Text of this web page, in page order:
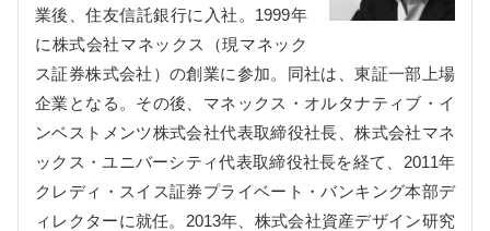
業後、住友信託銀行に入社。1999年
に株式会社マネックス（現マネック
ス証券株式会社）の創業に参加。同社は、東証一部上場
企業となる。その後、マネックス・オルタナティブ・イ
ンベストメンツ株式会社代表取締役社長、株式会社マネ
ックス・ユニバーシティ代表取締役社長を経て、2011年
クレディ・スイス証券プライベート・バンキング本部デ
ィレクターに就任。2013年、株式会社資産デザイン研究